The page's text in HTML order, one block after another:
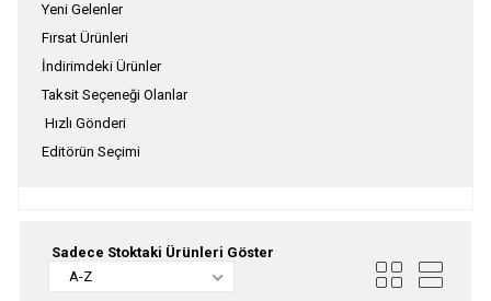
Yeni Gelenler
Fırsat Ürünleri
İndirimdeki Ürünler
Taksit Seçeneği Olanlar
Hızlı Gönderi
Editörün Seçimi
Sadece Stoktaki Ürünleri Göster
A-Z